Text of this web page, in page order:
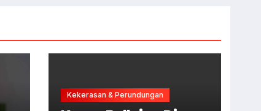
Kekerasan & Perundungan